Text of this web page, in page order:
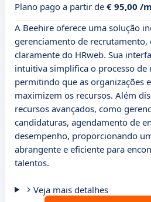
Plano pago a partir de € 95,00 /
A Beehire oferece uma solução
gerenciamento de recrutamento,
claramente do HRweb. Sua
intuitiva simplifica o processo de
permitindo que as organizações
maximizem os recursos. Além
recursos avançados, como
candidaturas, agendamento de
desempenho, proporcionando
abrangente e eficiente para
talentos.
Veja mais detalhes